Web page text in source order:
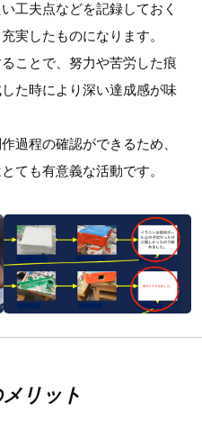
工夫点などを記録しておく
実したものになります。
ことで、努力や苦労した痕
た時により深い達成感が味
過程の確認ができるため、
ても有意義な活動です。
リット